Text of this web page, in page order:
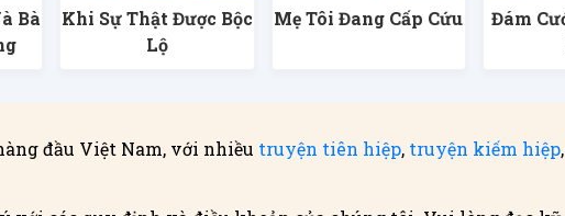
Bà
Khi Sự Thật Được Bộc
Lộ
Mẹ Tôi Đang Cấp Cứu
Đám
đầu Việt Nam, với nhiều truyện tiên hiệp, truyện kiếm hiệp,